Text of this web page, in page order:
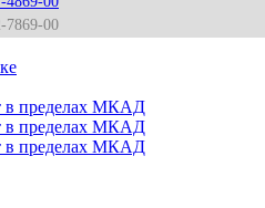
7869-00